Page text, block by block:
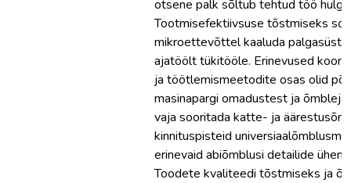
otsene palk sõltub tehtud töö
Tootmisefektiivsuse tõstmiseks
mikroettevõttel kaaluda
ajatöölt tükitööle. Erinevused
ja töötlemismeetodite osas olid
masinapargi omadustest ja
vaja sooritada katte- ja
kinnituspisteid
erinevaid abiõmblusi detailide
Toodete kvaliteedi tõstmiseks ja